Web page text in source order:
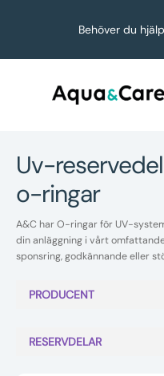
Behöver du
uv-reservedeler aquanomics
o-ringar
A&C har O-ringar för UV-
din anläggning i vårt
sponsring, godkännande eller
PRODUCENT
RESERVDELAR